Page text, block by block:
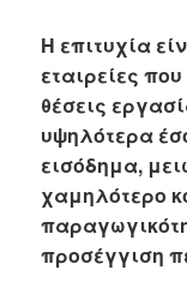
Η επιτυχία
εταιρείες
θέσεις
υψηλότερα
εισόδημα,
χαμηλότερο
προσέγγιση